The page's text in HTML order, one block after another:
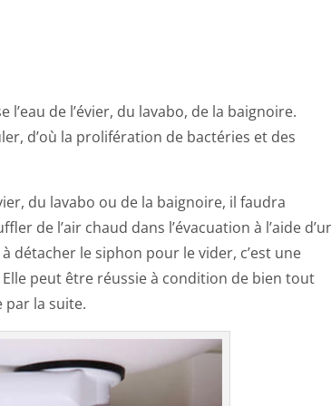
de l’évier, du lavabo, de la baignoire.
d’où la prolifération de bactéries et des
du lavabo ou de la baignoire, il faudra
de l’air chaud dans l’évacuation à l’aide
détacher le siphon pour le vider, c’est une
peut être réussie à condition de bien tout
par la suite.